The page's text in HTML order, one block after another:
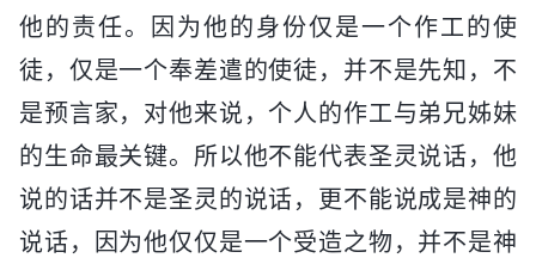
他的责任。因为他的身份仅是一个作工的使
徒，仅是一个奉差遣的使徒，并不是先知，不
是预言家，对他来说，个人的作工与弟兄姊妹
的生命最关键。所以他不能代表圣灵说话，他
说的话并不是圣灵的说话，更不能说成是神的
说话，因为他仅仅是一个受造之物，并不是神